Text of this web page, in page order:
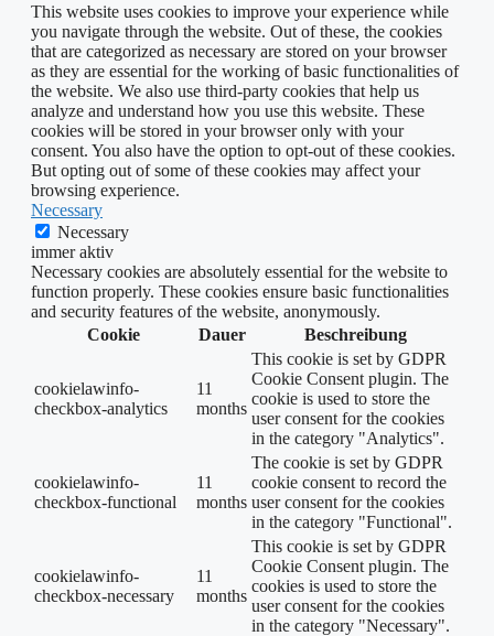
This website uses cookies to improve your experience while
you navigate through the website. Out of these, the cookies
that are categorized as necessary are stored on your browser
as they are essential for the working of basic functionalities of
the website. We also use third-party cookies that help us
analyze and understand how you use this website. These
cookies will be stored in your browser only with your
consent. You also have the option to opt-out of these cookies.
But opting out of some of these cookies may affect your
browsing experience.
Necessary
Necessary
immer aktiv
Necessary cookies are absolutely essential for the website to
function properly. These cookies ensure basic functionalities
and security features of the website, anonymously.
Cookie
Dauer Beschreibung
cookielawinfo-
checkbox-analytics
11
months
This cookie is set by GDPR
Cookie Consent plugin. The
cookie is used to store the
user consent for the cookies
in the category "Analytics".
cookielawinfo-
checkbox-functional
11
months
The cookie is set by GDPR
cookie consent to record the
user consent for the cookies
in the category "Functional".
cookielawinfo-
checkbox-necessary
11
months
This cookie is set by GDPR
Cookie Consent plugin. The
cookies is used to store the
user consent for the cookies
in the category "Necessary".